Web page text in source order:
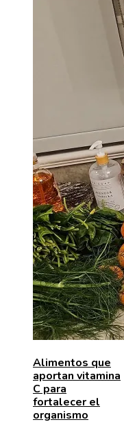
Alimentos que
aportan vitamina
C para
fortalecer el
organismo